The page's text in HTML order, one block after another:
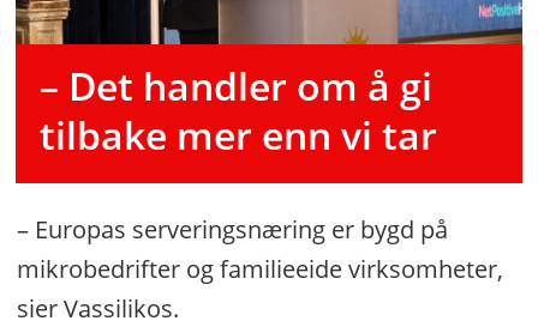
– Det handler om å gi
tilbake mer enn vi tar
– Europas serveringsnæring er bygd på
mikrobedrifter og familieeide virksomheter,
sier Vassilikos.